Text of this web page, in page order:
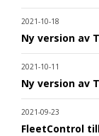
2021-10-18
Ny version av
2021-10-11
Ny version av
2021-09-23
FleetControl